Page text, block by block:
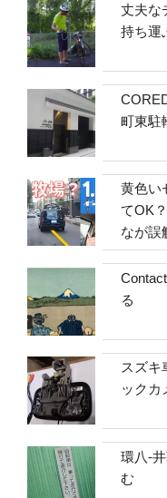
丈夫な
持ち運
町東駐
黄色い
てOK
なが誤
る
スズキ
ックカ
環八-
む